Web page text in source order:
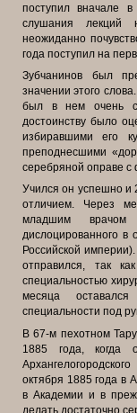
поступил вначале в
слушания лекций
неожиданно
года поступил на
Зубчанинов был
значении этого
был в нем очень
достоинству было
избиравшими его
преподнесшими
серебряной оправе с
Учился он успешно и
отличием. Через
младшим врачом
дислоцированного в
Российской
отправился, так
специальностью
месяца
специальности под
В 67-м пехотном
1885 года, когда
октября 1885 года в
в Академии и в
делать достаточно